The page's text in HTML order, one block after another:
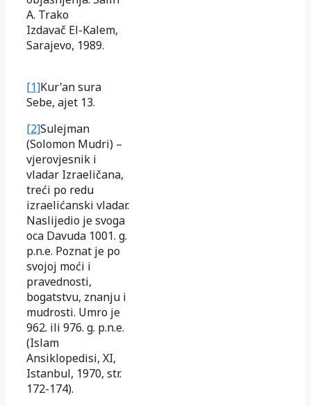
A. Trako
Izdavač El-Kalem,
Sarajevo, 1989.
[1]Kur'an sura
Sebe, ajet 13.
[2]Sulejman
(Solomon Mudri) –
vjerovjesnik i
vladar Izraeličana,
treći po redu
izraelićanski vladar.
Naslijedio je svoga
oca Davuda 1001. g.
p.n.e. Poznat je po
svojoj moći i
pravednosti,
bogatstvu, znanju i
mudrosti. Umro je
962. ili 976. g. p.n.e.
(Islam
Ansiklopedisi, XI,
Istanbul, 1970, str.
172-174).